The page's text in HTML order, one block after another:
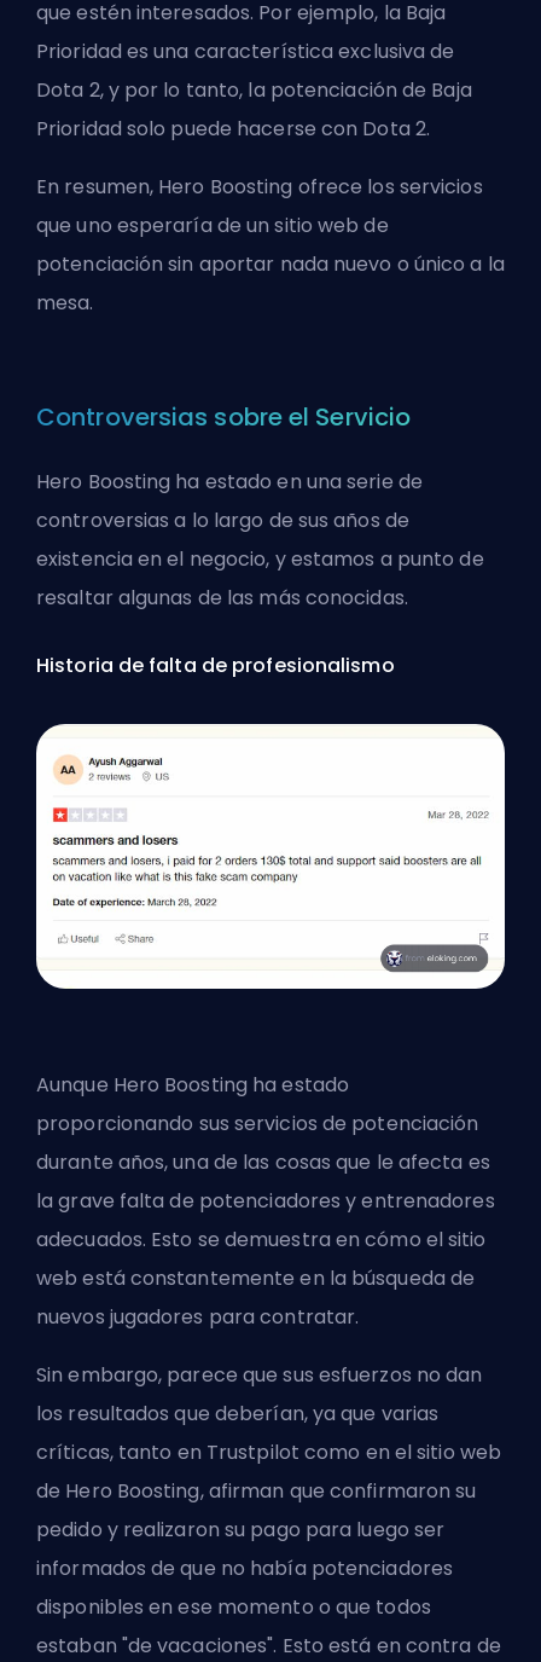
que estén interesados. Por ejemplo, la Baja
Prioridad es una característica exclusiva de
Dota 2, y por lo tanto, la potenciación de Baja
Prioridad solo puede hacerse con Dota 2.
En resumen, Hero Boosting ofrece los servicios
que uno esperaría de un sitio web de
potenciación sin aportar nada nuevo o único a la
mesa.
Controversias sobre el Servicio
Hero Boosting ha estado en una serie de
controversias a lo largo de sus años de
existencia en el negocio, y estamos a punto de
resaltar algunas de las más conocidas.
Historia de falta de profesionalismo
Aunque Hero Boosting ha estado
proporcionando sus servicios de potenciación
durante años, una de las cosas que le afecta es
la grave falta de potenciadores y entrenadores
adecuados. Esto se demuestra en cómo el sitio
web está constantemente en la búsqueda de
nuevos jugadores para contratar.
Sin embargo, parece que sus esfuerzos no dan
los resultados que deberían, ya que varias
críticas, tanto en Trustpilot como en el sitio web
de Hero Boosting, afirman que confirmaron su
pedido y realizaron su pago para luego ser
informados de que no había potenciadores
disponibles en ese momento o que todos
estaban "de vacaciones". Esto está en contra de